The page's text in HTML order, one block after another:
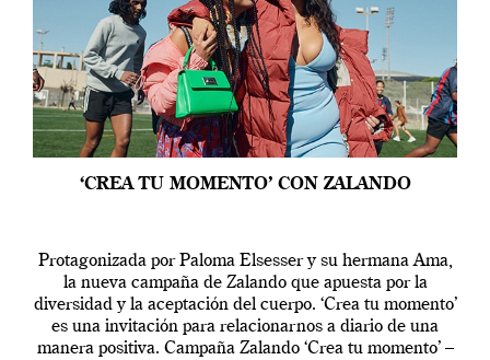
‘CREA TU MOMENTO’ CON ZALANDO
Protagonizada por Paloma Elsesser y su hermana Ama,
la nueva campaña de Zalando que apuesta por la
diversidad y la aceptación del cuerpo. ‘Crea tu momento’
es una invitación para relacionarnos a diario de una
manera positiva. Campaña Zalando ‘Crea tu momento’ –